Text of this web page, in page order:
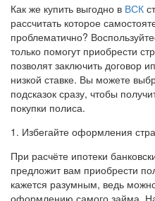
Как же купить выгодно в ВСК
рассчитать которое
проблематично?
только помогут приобрести
позволят заключить договор
низкой ставке. Вы можете
подсказок сразу, чтобы
покупки полиса.
1. Избегайте оформления
При расчёте ипотеки
предложит вам приобрести
кажется разумным, ведь
оформлению самого займа.